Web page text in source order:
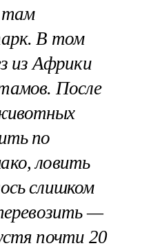
там
В том
из Африки
После
по
ловить
слишком
—
почти 20